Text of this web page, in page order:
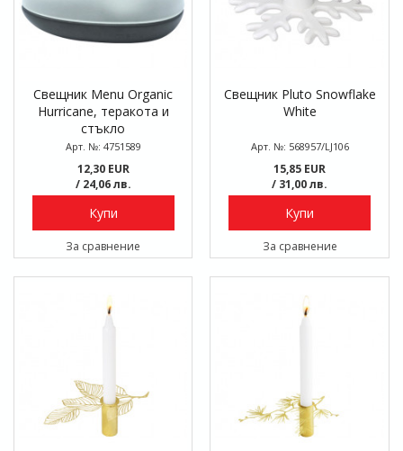
Свещник Menu Organic
Hurricane, теракота и
стъкло
Арт. №: 4751589
12,30 EUR
/ 24,06 лв.
Купи
За сравнение
Свещник Pluto Snowflake
White
Арт. №: 568957/LJ106
15,85 EUR
/ 31,00 лв.
Купи
За сравнение